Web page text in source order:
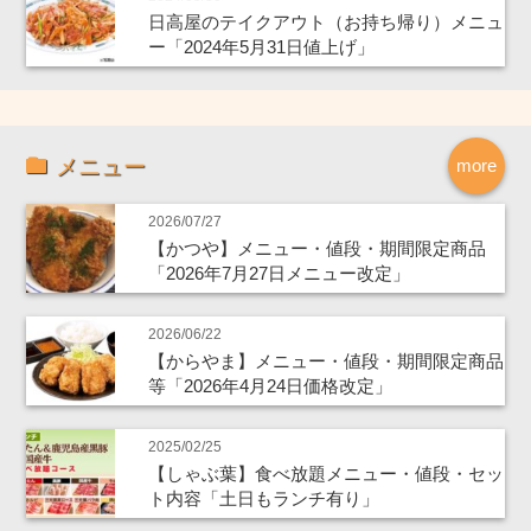
日高屋のテイクアウト（お持ち帰り）メニュ
ー「2024年5月31日値上げ」
more
メニュー
2026/07/27
【かつや】メニュー・値段・期間限定商品
「2026年7月27日メニュー改定」
2026/06/22
【からやま】メニュー・値段・期間限定商品
等「2026年4月24日価格改定」
2025/02/25
【しゃぶ葉】食べ放題メニュー・値段・セッ
ト内容「土日もランチ有り」